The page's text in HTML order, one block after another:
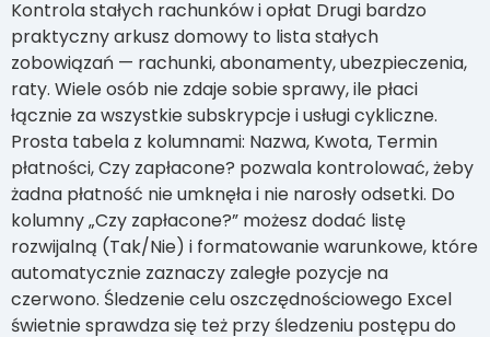
Kontrola stałych rachunków i opłat Drugi bardzo
praktyczny arkusz domowy to lista stałych
zobowiązań — rachunki, abonamenty, ubezpieczenia,
raty. Wiele osób nie zdaje sobie sprawy, ile płaci
łącznie za wszystkie subskrypcje i usługi cykliczne.
Prosta tabela z kolumnami: Nazwa, Kwota, Termin
płatności, Czy zapłacone? pozwala kontrolować, żeby
żadna płatność nie umknęła i nie narosły odsetki. Do
kolumny „Czy zapłacone?” możesz dodać listę
rozwijalną (Tak/Nie) i formatowanie warunkowe, które
automatycznie zaznaczy zaległe pozycje na
czerwono. Śledzenie celu oszczędnościowego Excel
świetnie sprawdza się też przy śledzeniu postępu do